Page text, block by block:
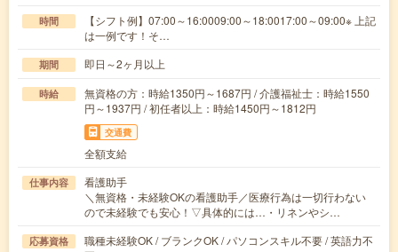
時間
【シフト例】07:00～16:0009:00～18:0017:00～09:00※ 上記
は一例です！そ…
期間 即日～2ヶ月以上
時給
無資格の方：時給1350円～1687円 / 介護福祉士：時給1550
円～1937円 / 初任者以上：時給1450円～1812円
交通費
全額支給
仕事内容
看護助手
＼無資格・未経験OKの看護助手／医療行為は一切行わない
ので未経験でも安心！▽具体的には…・リネンやシ…
応募資格
職種未経験OK / ブランクOK / パソコンスキル不要 / 英語力不